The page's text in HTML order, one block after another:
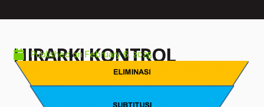
HIRARKI KONTROL
Published on February 6, 2025